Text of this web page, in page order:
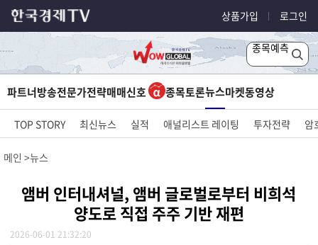
상품가입 로그인
종목예측
파트너방송전문가전략매매신호 종목토론뉴스마켓동영상
TOP STORY 최신뉴스 실적 애널리스트 레이팅 투자전략 암
메인 뉴스
앰버 인터내셔널, 앰버 글로벌로부터 비희석
양도로 직접 주주 기반 재편
2026-06-01 21:32:20